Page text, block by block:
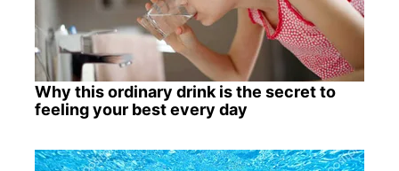
Why this ordinary drink is the secret to
feeling your best every day